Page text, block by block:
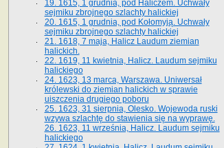
19. 1615, 1 grudnia, pod Haliczem. Uchwały
sejmiku zbrojnego szlachty halickiej
20. 1615, 1 grudnia, pod Kołomyją. Uchwały
sejmiku zbrojnego szlachty halickiej
21. 1618, 7 maja, Halicz Laudum ziemian
halickich.
22. 1619, 11 kwietnia, Halicz. Laudum sejmiku
halickiego
24. 1623, 13 marca, Warszawa. Uniwersał
królewski do ziemian halickich w sprawie
uiszczenia drugiego poboru
25. 1623, 31 sierpnia, Olesko. Wojewoda ruski
wzywa szlachtę do stawienia się na wyprawę.
26. 1623, 11 września, Halicz. Laudum sejmiku
halickiego